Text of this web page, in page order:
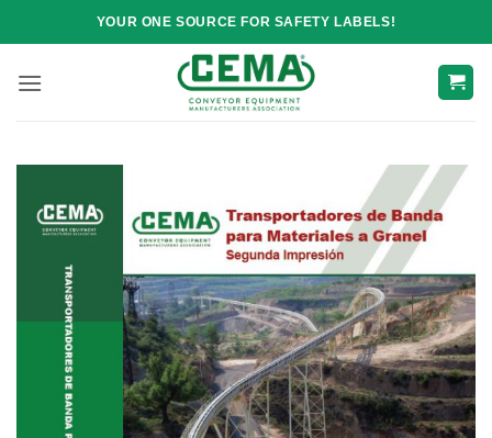
to
YOUR ONE SOURCE FOR SAFETY LABELS!